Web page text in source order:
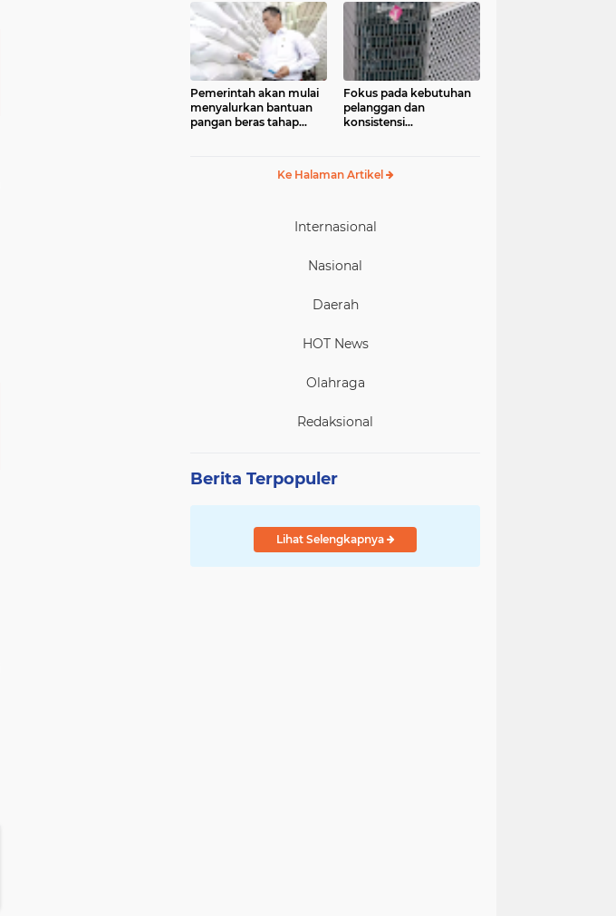
Pengamat ekonomi
Center of Reform on
Economics (Core)
Indonesia
(IKM), khususnya sektor
pakaian jadi, alas kaki,
dan alat olahraga,
memiliki peran strategis
dalam memperkuat
perekonomian nasional
Pemerintah akan mulai
menyalurkan bantuan
pangan beras tahap
pangan pemerintah
33.244.408 penerima
Fokus pada kebutuhan
pelanggan dan
konsistensi
Ke Halaman Artikel
Internasional
Nasional
Daerah
HOT News
Olahraga
Redaksional
Berita Terpopuler
Lihat Selengkapnya